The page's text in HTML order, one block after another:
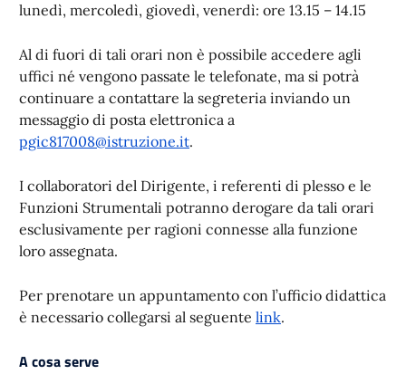
lunedì, mercoledì, giovedì, venerdì: ore 13.15 – 14.15
Al di fuori di tali orari non è possibile accedere agli
uffici né vengono passate le telefonate, ma si potrà
continuare a contattare la segreteria inviando un
messaggio di posta elettronica a
pgic817008@istruzione.it.
I collaboratori del Dirigente, i referenti di plesso e le
Funzioni Strumentali potranno derogare da tali orari
esclusivamente per ragioni connesse alla funzione
loro assegnata.
Per prenotare un appuntamento con l’ufficio didattica
è necessario collegarsi al seguente link.
A cosa serve